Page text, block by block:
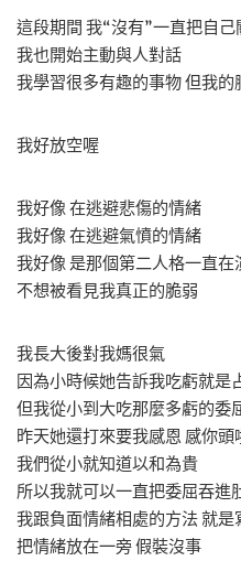
這段期間 我“沒有”一直把自己
我也開始主動與人對話
我學習很多有趣的事物 但我
我好放空喔
我好像 在逃避悲傷的情緒
我好像 在逃避氣憤的情緒
我好像 是那個第二人格一直在
不想被看見我真正的脆弱
我長大後對我媽很氣
因為小時候她告訴我吃虧就是
但我從小到大吃那麼多虧的委
昨天她還打來要我感恩 感你
我們從小就知道以和為貴
所以我就可以一直把委屈吞進
我跟負面情緒相處的方法 就是
把情緒放在一旁 假裝沒事